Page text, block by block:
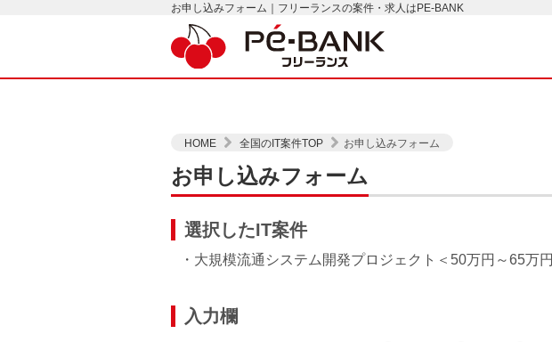
お申し込みフォーム｜フリーランスの案件・求人はPE-BANK
HOME 全国のIT案件TOP お申し込みフォーム
お申し込みフォーム
選択したIT案件
・大規模流通システム開発プロジェクト 50万円～65万円
入力欄